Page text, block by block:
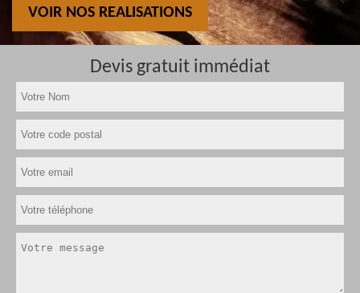
VOIR NOS REALISATIONS
Devis gratuit immédiat